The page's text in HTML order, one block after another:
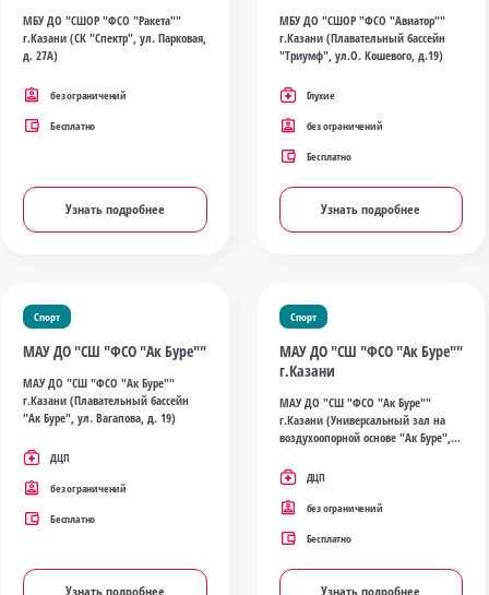
МБУ ДО "СШОР "ФСО "Ракета""
г.Казани (СК "Спектр", ул. Парковая,
д. 27А)
без ограничений
Бесплатно
Узнать подробнее
МБУ ДО "СШОР "ФСО "Авиатор""
г.Казани (Плавательный бассейн
"Триумф", ул.О. Кошевого, д.19)
Глухие
без ограничений
Бесплатно
Узнать подробнее
Спорт
МАУ ДО "СШ "ФСО "Ак Буре""
МАУ ДО "СШ "ФСО "Ак Буре""
г.Казани (Плавательный бассейн
"Ак Буре", ул. Вагапова, д. 19)
ДЦП
без ограничений
Бесплатно
Узнать подробнее
Спорт
МАУ ДО "СШ "ФСО "Ак Буре""
г.Казани
МАУ ДО "СШ "ФСО "Ак Буре""
г.Казани (Универсальный зал на
воздухоопорной основе "Ак Буре",
ДЦП
без ограничений
Бесплатно
Узнать подробнее